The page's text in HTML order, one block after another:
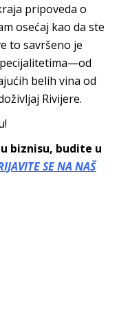
pripoveda o
osećaj kao da ste
to savršeno je
belih vina od
Rivijere.
biznisu, budite u
SE NA NAŠ